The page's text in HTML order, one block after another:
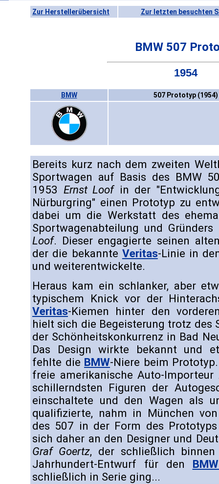
Zur Herstellerübersicht Zur letzten besuchten
BMW 507
1954
BMW 507 Prototyp (1954)
Bereits kurz nach dem zweiten
Sportwagen auf Basis des BMW
1953 Ernst Loofin der
Nürburgring" einen Prototyp zu
dabei um die Werkstatt des
Sportwagenabteilung und
Loof. Dieser engagierte seinen
der die bekannte Veritas-Linie in
und weiterentwickelte.
Heraus kam ein schlanker, aber
typischem Knick vor der
Veritas-Kiemen hinter den
hielt sich die Begeisterung trotz des
der Schönheitskonkurrenz in Bad
Das Design wirkte bekannt und
fehlte die BMW-Niere beim
freie amerikanische Auto-Importeur
schillerndsten Figuren der
einschaltete und den Wagen als
qualifizierte, nahm in München
des 507 in der Form des
sich daher an den Designer und
Graf Goertz, der schließlich
Jahrhundert-Entwurf für den
schließlich in Serie ging...